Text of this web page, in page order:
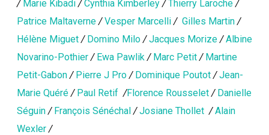
/ Marie Kibadi /Cynthia Kimberley /Thierry Laroche /
Patrice Maltaverne /Vesper Marcelli / Gilles Martin /
Hélène Miguet / Domino Milo /Jacques Morize /Albine
Novarino-Pothier / Ewa Pawlik / Marc Petit / Martine
Petit-Gabon / Pierre J Pro / Dominique Poutot /Jean-
Marie Quéré / Paul Retif /Florence Rousselet / Danielle
Séguin / François Sénéchal /Josiane Thollet /Alain
Wexler /